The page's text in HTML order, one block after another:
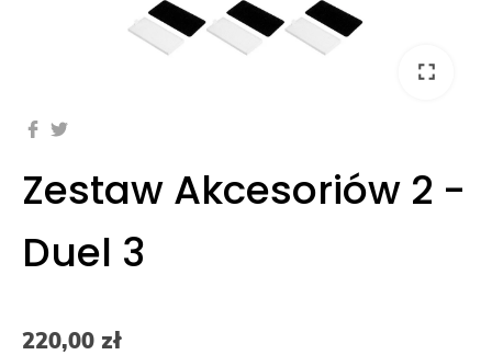
fullscreen
Zestaw Akcesoriów 2 -
Duel 3
220,00 zł